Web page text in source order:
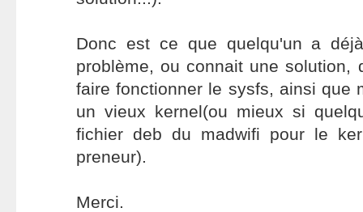
Donc est ce que quelqu'un a
problème, ou connait une solution,
faire fonctionner le sysfs, ainsi que
un vieux kernel(ou mieux si
fichier deb du madwifi pour le
preneur).
Merci.